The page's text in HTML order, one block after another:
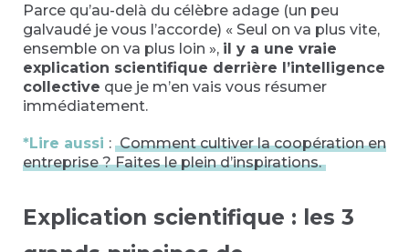
Parce qu’au-delà du célèbre adage (un peu
galvaudé je vous l’accorde) « Seul on va plus vite,
ensemble on va plus loin », il y a une vraie
explication scientifique derrière l’intelligence
collective que je m’en vais vous résumer
immédiatement.
*Lire aussi : Comment cultiver la coopération en
entreprise ? Faites le plein d’inspirations.
Explication scientifique : les 3